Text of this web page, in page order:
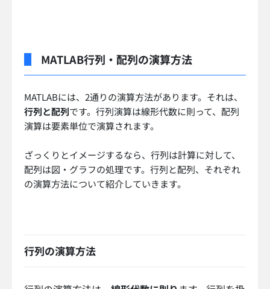
MATLAB行列・配列の演算方法
MATLABには、2通りの演算方法があります。それは、
行列と配列です。行列演算は線形代数に則って、配列
演算は要素単位で演算されます。
ざっくりとイメージするなら、行列は計算に対して、
配列は図・グラフの処理です。行列と配列、それぞれ
の演算方法について紹介していきます。
行列の演算方法